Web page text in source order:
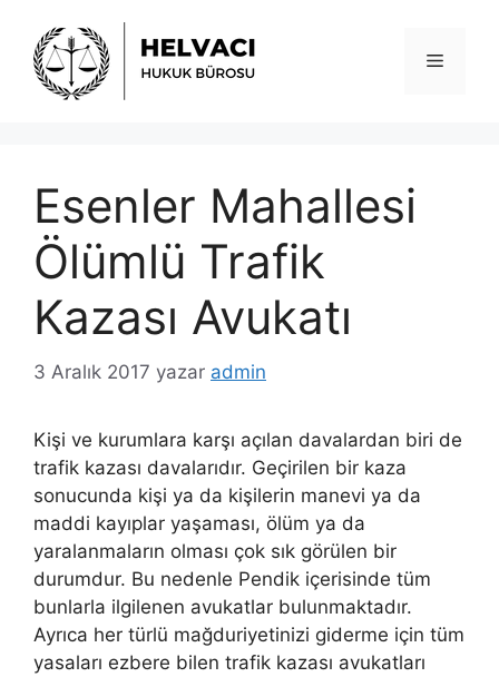
Menü
Esenler Mahallesi
Ölümlü Trafik
Kazası Avukatı
3 Aralık 2017 yazar admin
Kişi ve kurumlara karşı açılan davalardan biri de
trafik kazası davalarıdır. Geçirilen bir kaza
sonucunda kişi ya da kişilerin manevi ya da
maddi kayıplar yaşaması, ölüm ya da
yaralanmaların olması çok sık görülen bir
durumdur. Bu nedenle Pendik içerisinde tüm
bunlarla ilgilenen avukatlar bulunmaktadır.
Ayrıca her türlü mağduriyetinizi giderme için tüm
yasaları ezbere bilen trafik kazası avukatları